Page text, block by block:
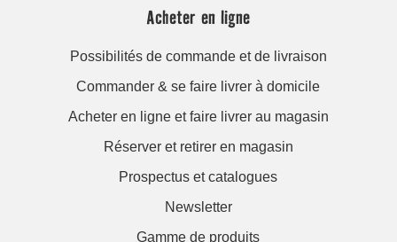
Acheter en ligne
Possibilités de commande et de livraison
Commander & se faire livrer à domicile
Acheter en ligne et faire livrer au magasin
Réserver et retirer en magasin
Prospectus et catalogues
Newsletter
Gamme de produits